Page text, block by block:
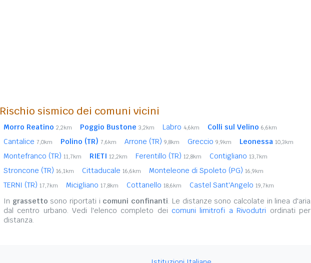
Rischio sismico dei comuni vicini
Morro Reatino 2,2km Poggio Bustone 3,2km Labro 4,6km Colli sul Velino 6,6km
Cantalice 7,0km Polino (TR) 7,6km Arrone (TR) 9,8km Greccio 9,9km Leonessa 10,3km
Montefranco (TR) 11,7km RIETI 12,2km Ferentillo (TR) 12,8km Contigliano 13,7km
Stroncone (TR) 16,1km Cittaducale 16,6km Monteleone di Spoleto (PG) 16,9km
TERNI (TR) 17,7km Micigliano 17,8km Cottanello 18,6km Castel Sant'Angelo 19,7km
In grassetto sono riportati i comuni confinanti. Le distanze sono calcolate in linea d'aria
dal centro urbano. Vedi l'elenco completo dei comuni limitrofi a Rivodutri ordinati per
distanza.